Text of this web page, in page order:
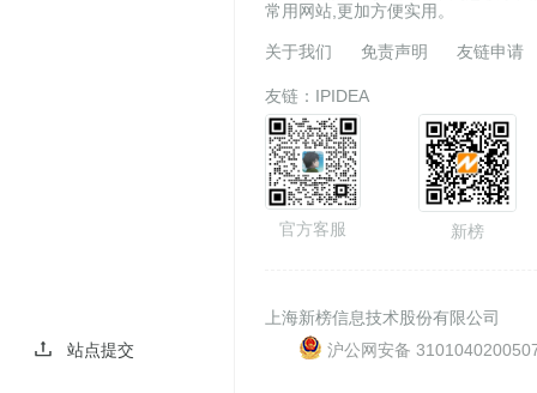
站点提交
常用网站,更加方便实用。
关于我们 免责声明 友链申请
友链： IPIDEA
官方客服 新榜
上海新榜信息技术股份有限公司
沪公网安备